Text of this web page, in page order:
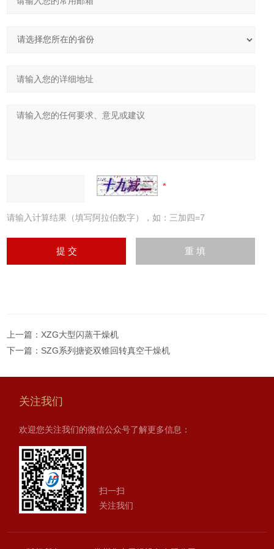
请输入计算结果（填写阿拉伯数字），如：三加四=7
上一篇：XZG大型闪蒸干燥机
下一篇： SZG系列搪瓷双锥回转真空干燥机
关注我们
欢迎您关注我们的微信公众号了解更多信息：
扫一扫
关注我们